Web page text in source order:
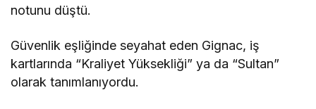
notunu düştü.
Güvenlik eşliğinde seyahat eden Gignac, iş
kartlarında “Kraliyet Yüksekliği” ya da “Sultan”
olarak tanımlanıyordu.